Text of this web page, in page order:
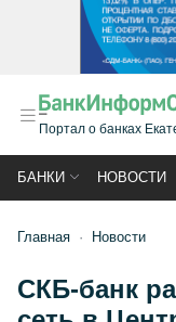
Портал о банках
БАНКИ НОВОСТИ
Главная Новости
СКБ-банк